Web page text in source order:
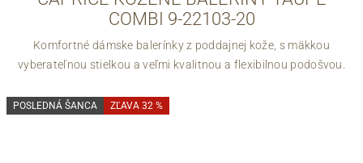
COMBI 9-22103-20
Komfortné dámske balerínky z poddajnej kože, s mäkkou
vyberateľnou stielkou a veľmi kvalitnou a flexibilnou podošvou.
POSLEDNÁ ŠANCA ZĽAVA 32 %